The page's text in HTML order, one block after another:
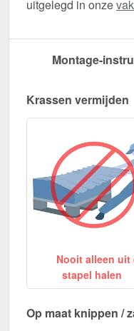
uitgelegd in onze
Montage-
Krassen vermijden
Nooit alleen uit
stapel halen
Op maat knippen /